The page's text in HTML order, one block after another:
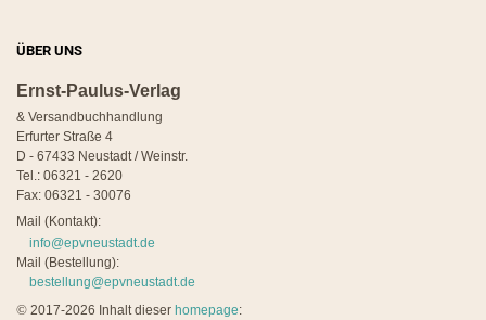
ÜBER UNS
Ernst-Paulus-Verlag
& Versandbuchhandlung
Erfurter Straße 4
D - 67433 Neustadt / Weinstr.
Tel.: 06321 - 2620
Fax: 06321 - 30076
Mail (Kontakt):
info@epvneustadt.de
Mail (Bestellung):
bestellung@epvneustadt.de
© 2017-2026 Inhalt dieser homepage: